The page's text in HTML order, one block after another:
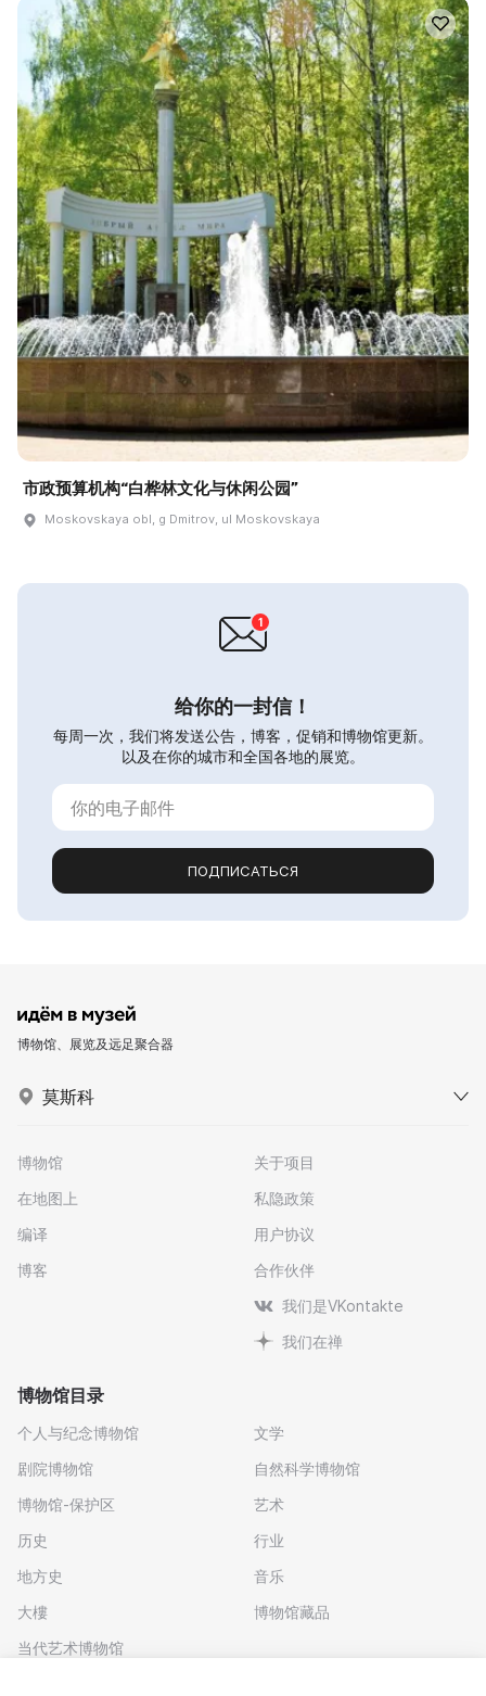
市政预算机构“白桦林文化与休闲公园”
Moskovskaya obl, g Dmitrov, ul Moskovskaya
给你的一封信！
每周一次，我们将发送公告，博客，促销和博物馆更新。
以及在你的城市和全国各地的展览。
ПОДПИСАТЬСЯ
博物馆、展览及远足聚合器
莫斯科
博物馆
在地图上
编译
博客
关于项目
私隐政策
用户协议
合作伙伴
我们是VKontakte
我们在禅
博物馆目录
个人与纪念博物馆
剧院博物馆
博物馆-保护区
历史
地方史
大樓
当代艺术博物馆
文学
自然科学博物馆
艺术
行业
音乐
博物馆藏品